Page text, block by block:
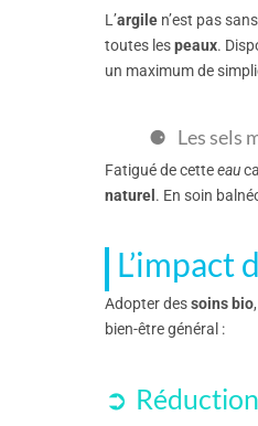
L’argilen’est pas
toutes lespeaux.
un maximum de
Les sels
Fatigué de cetteeau
naturel . En soin
L’impact
Adopter dessoins bio
bien-être général :